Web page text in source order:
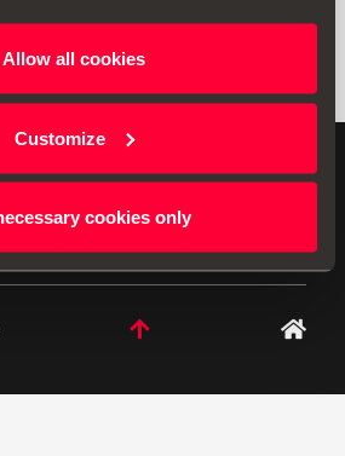
Allow all cookies
Customize
cookies only
- SEAT hat sich der
verschrieben und